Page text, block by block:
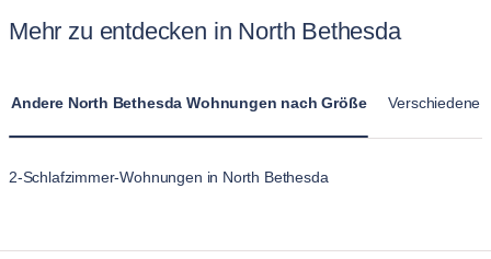
Mehr zu entdecken in North Bethesda
Andere North Bethesda Wohnungen nach Größe Verschiedene
2-Schlafzimmer-Wohnungen in North Bethesda